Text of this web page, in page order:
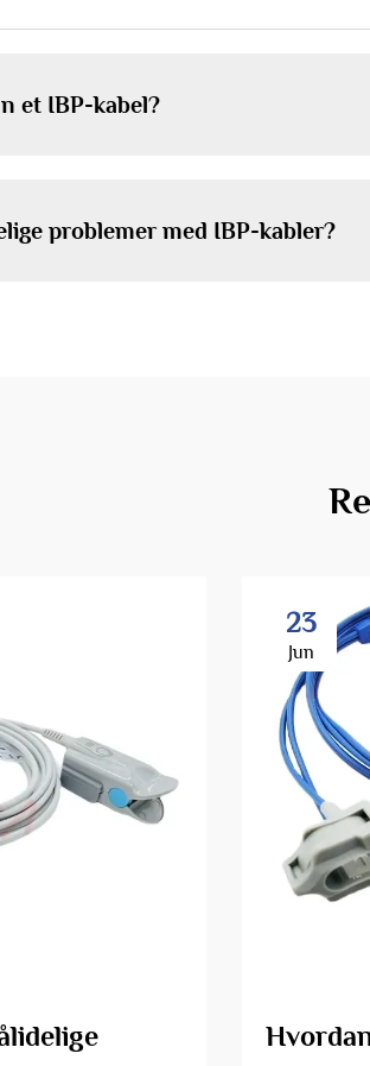
et IBP-kabel?
problemer med IBP-kabler?
23
Jun